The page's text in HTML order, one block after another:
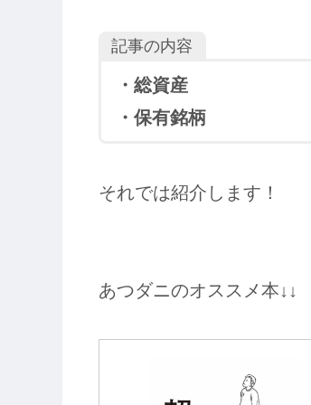
記事の内容
・総資産
・保有銘柄
それでは紹介します！
あつダニのオススメ本↓↓